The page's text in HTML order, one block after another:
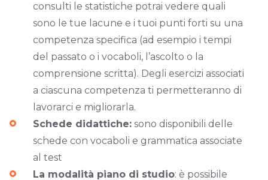
consulti le statistiche potrai vedere quali
sono le tue lacune e i tuoi punti forti su una
competenza specifica (ad esempio i tempi
del passato o i vocaboli, l’ascolto o la
comprensione scritta). Degli esercizi associati
a ciascuna competenza ti permetteranno di
lavorarci e migliorarla.
Schede didattiche:sono disponibili delle
schede con vocaboli e grammatica associate
al test
La modalità piano di studio: è possibile